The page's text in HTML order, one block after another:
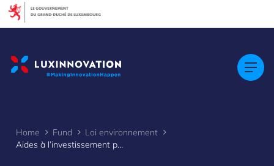
Home Fund
Loi environnement
Aides à l’investissement pour les énergies renouvelables, l’hydrogène renouvelable et la cogénératio
Cookies management panel